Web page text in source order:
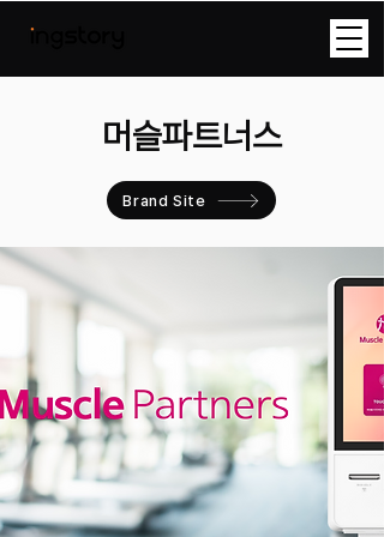
​머슬파트너스
Brand Site